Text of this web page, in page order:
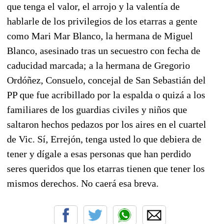
que tenga el valor, el arrojo y la valentía de
hablarle de los privilegios de los etarras a gente
como Mari Mar Blanco, la hermana de Miguel
Blanco, asesinado tras un secuestro con fecha de
caducidad marcada; a la hermana de Gregorio
Ordóñez, Consuelo, concejal de San Sebastián del
PP que fue acribillado por la espalda o quizá a los
familiares de los guardias civiles y niños que
saltaron hechos pedazos por los aires en el cuartel
de Vic. Sí, Errejón, tenga usted lo que debiera de
tener y dígale a esas personas que han perdido
seres queridos que los etarras tienen que tener los
mismos derechos. No caerá esa breva.